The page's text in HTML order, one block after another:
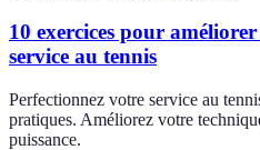
10 exercices pour
service au tennis
Perfectionnez votre service au
pratiques. Améliorez votre
puissance.